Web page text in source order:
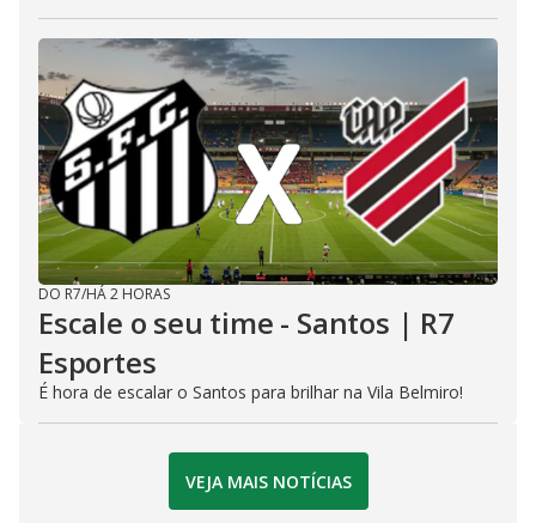
DO R7/HÁ 2 HORAS
Escale o seu time - Santos | R7
Esportes
É hora de escalar o Santos para brilhar na Vila Belmiro!
VEJA MAIS NOTÍCIAS